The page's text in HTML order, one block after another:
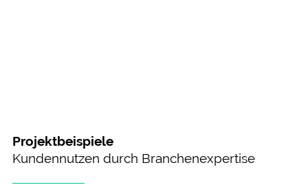
Projektbeispiele
Kundennutzen durch Branchenexpertise